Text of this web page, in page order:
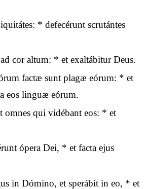
* defecérunt scrutántes
cor altum: * et exaltábitur Deus.
factæ sunt plagæ eórum: * et
eos linguæ eórum.
omnes qui vidébant eos: * et
ópera Dei, * et facta ejus
in Dómino, et sperábit in eo, * et